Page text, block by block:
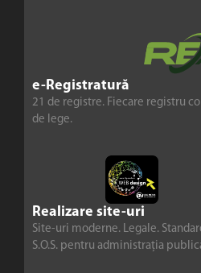
e-Registratură
21 de registre. Fiecare registru
de lege.
Realizare site-uri
Site-uri moderne. Legale.
S.O.S. pentru administrația